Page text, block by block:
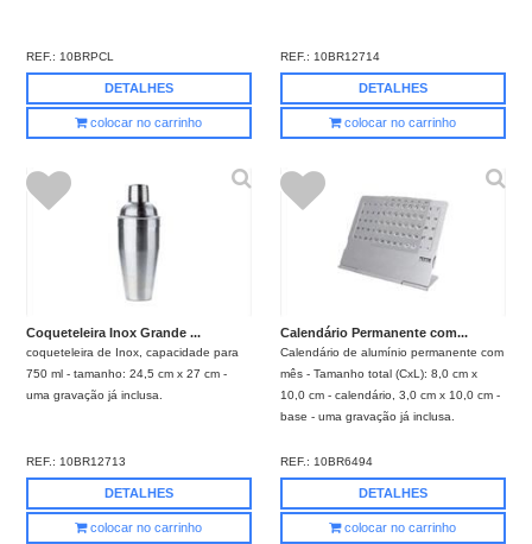
REF.: 10BRPCL
DETALHES
colocar no carrinho
REF.: 10BR12714
DETALHES
colocar no carrinho
Coqueteleira Inox Grande ...
coqueteleira de Inox, capacidade para
750 ml - tamanho: 24,5 cm x 27 cm -
uma gravação já inclusa.
REF.:10BR12713
DETALHES
colocar no carrinho
Calendário Permanente com...
Calendário de alumínio permanente com
mês - Tamanho total (CxL): 8,0 cm x
10,0 cm - calendário, 3,0 cm x 10,0 cm -
base - uma gravação já inclusa.
REF.:10BR6494
DETALHES
colocar no carrinho